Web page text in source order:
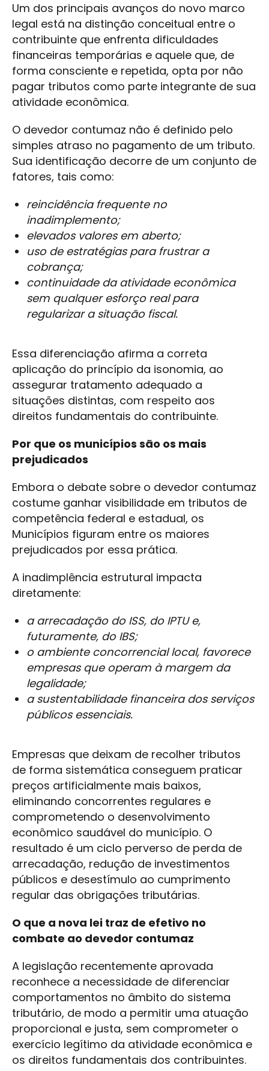
Um dos principais avanços do novo marco
legal está na distinção conceitual entre o
contribuinte que enfrenta dificuldades
financeiras temporárias e aquele que, de
forma consciente e repetida, opta por não
pagar tributos como parte integrante de sua
atividade econômica.
O devedor contumaz não é definido pelo
simples atraso no pagamento de um tributo.
Sua identificação decorre de um conjunto de
fatores, tais como:
reincidência frequente no
inadimplemento;
elevados valores em aberto;
uso de estratégias para frustrar a
cobrança;
continuidade da atividade econômica
sem qualquer esforço real para
regularizar a situação fiscal.
Essa diferenciação afirma a correta
aplicação do princípio da isonomia, ao
assegurar tratamento adequado a
situações distintas, com respeito aos
direitos fundamentais do contribuinte.
Por que os municípios são os mais
prejudicados
Embora o debate sobre o devedor contumaz
costume ganhar visibilidade em tributos de
competência federal e estadual, os
Municípios figuram entre os maiores
prejudicados por essa prática.
A inadimplência estrutural impacta
diretamente:
a arrecadação do ISS, do IPTU e,
futuramente, do IBS;
o ambiente concorrencial local, favorece
empresas que operam à margem da
legalidade;
a sustentabilidade financeira dos serviços
públicos essenciais.
Empresas que deixam de recolher tributos
de forma sistemática conseguem praticar
preços artificialmente mais baixos,
eliminando concorrentes regulares e
comprometendo o desenvolvimento
econômico saudável do município. O
resultado é um ciclo perverso de perda de
arrecadação, redução de investimentos
públicos e desestímulo ao cumprimento
regular das obrigações tributárias.
O que a nova lei traz de efetivo no
combate ao devedor contumaz
A legislação recentemente aprovada
reconhece a necessidade de diferenciar
comportamentos no âmbito do sistema
tributário, de modo a permitir uma atuação
proporcional e justa, sem comprometer o
exercício legítimo da atividade econômica e
os direitos fundamentais dos contribuintes.